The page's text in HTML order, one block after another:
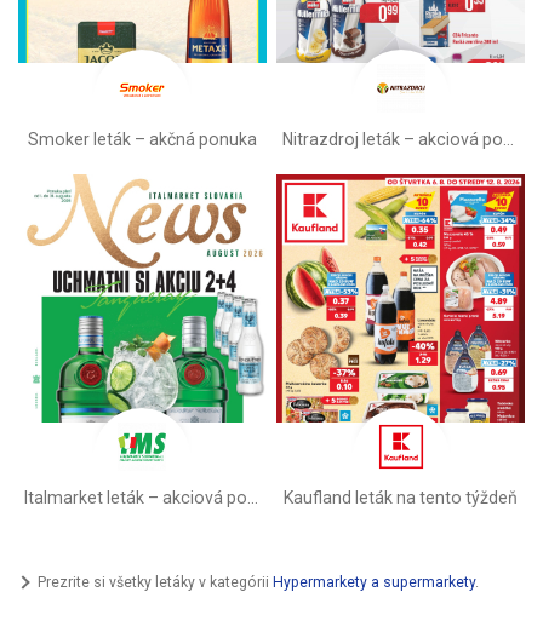
Smoker leták – akčná ponuka
Kaufland leták na tento týždeň
Prezrite si všetky letáky v kategórii Hypermarkety a supermarkety.